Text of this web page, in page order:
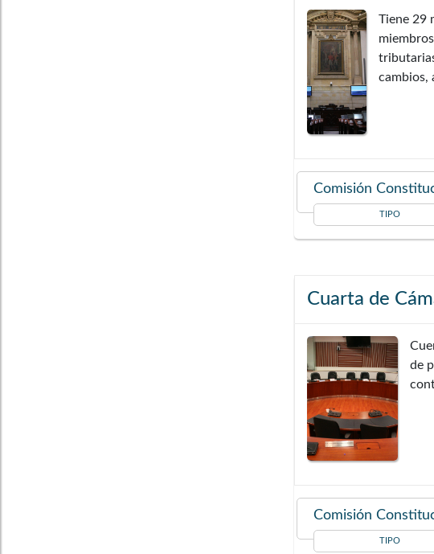
Tiene 29
cambios,
Comisión
TIPO
Cuarta de
de
Comisión
TIPO